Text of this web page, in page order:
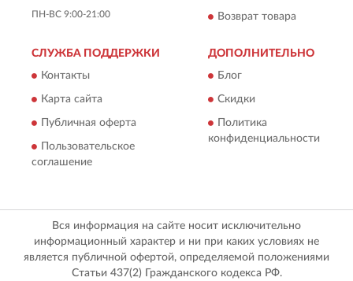
ПН-ВС 9:00-21:00 Возврат товара
СЛУЖБА ПОДДЕРЖКИ
Контакты
Карта сайта
Публичная оферта
Пользовательское
соглашение
ДОПОЛНИТЕЛЬНО
Блог
Скидки
Политика
конфиденциальности
Вся информация на сайте носит исключительно
информационный характер и ни при каких условиях не
является публичной офертой, определяемой положениями
Статьи 437(2) Гражданского кодекса РФ.